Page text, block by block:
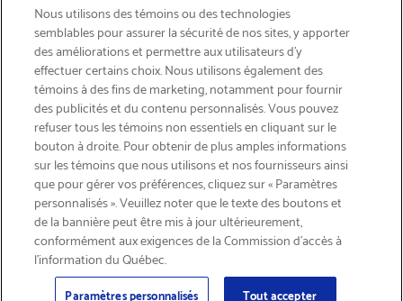
INSCRIVEZ-VOUS & ÉCONOMISEZ 15%
Courriel
Inscription
Nous utilisons des témoins ou des technologies
semblables pour assurer la sécurité de nos sites, y apporter
des améliorations et permettre aux utilisateurs d’y
effectuer certains choix. Nous utilisons également des
témoins à des fins de marketing, notamment pour fournir
des publicités et du contenu personnalisés. Vous pouvez
refuser tous les témoins non essentiels en cliquant sur le
bouton à droite. Pour obtenir de plus amples informations
sur les témoins que nous utilisons et nos fournisseurs ainsi
que pour gérer vos préférences, cliquez sur « Paramètres
personnalisés ». Veuillez noter que le texte des boutons et
de la bannière peut être mis à jour ultérieurement,
conformément aux exigences de la Commission d’accès à
l’information du Québec.
Paramètres personnalisés Tout accepter